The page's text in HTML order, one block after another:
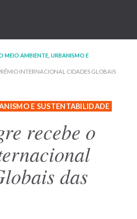
MEIO AMBIENTE, URBANISMO E
INTERNACIONAL CIDADES GLOBAIS
E SUSTENTABILIDADE
recebe o
das